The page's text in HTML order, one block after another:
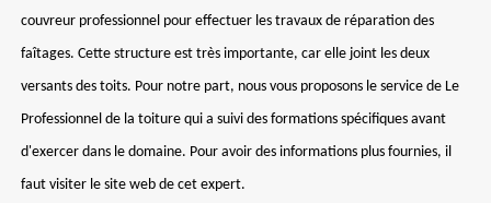
couvreur professionnel pour effectuer les travaux de réparation des
faîtages. Cette structure est très importante, car elle joint les deux
versants des toits. Pour notre part, nous vous proposons le service de Le
Professionnel de la toiture qui a suivi des formations spécifiques avant
d'exercer dans le domaine. Pour avoir des informations plus fournies, il
faut visiter le site web de cet expert.